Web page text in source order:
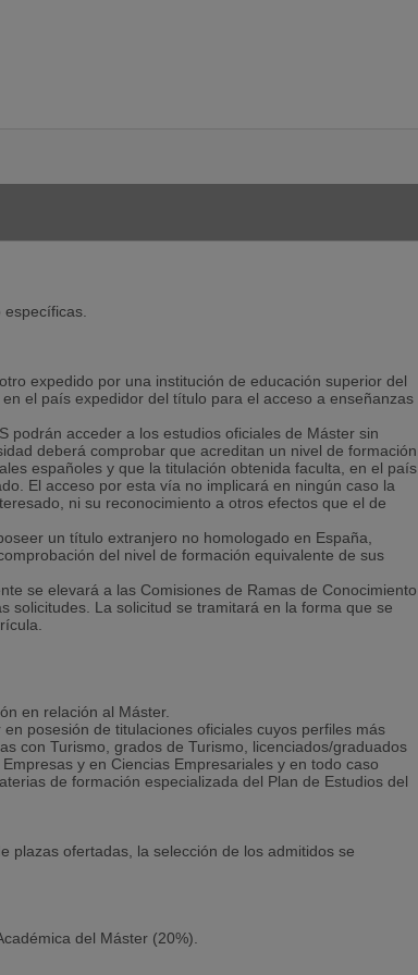
específicas.
expedido por una institución de educación superior del
el país expedidor del título para el acceso a enseñanzas
podrán acceder a los estudios oficiales de Máster sin
deberá comprobar que acreditan un nivel de formación
españoles y que la titulación obtenida faculta, en el país
El acceso por esta vía no implicará en ningún caso la
ni su reconocimiento a otros efectos que el de
un título extranjero no homologado en España,
del nivel de formación equivalente de sus
se elevará a las Comisiones de Ramas de Conocimiento
solicitudes. La solicitud se tramitará en la forma que se
en relación al Máster.
posesión de titulaciones oficiales cuyos perfiles más
con Turismo, grados de Turismo, licenciados/graduados
y en Ciencias Empresariales y en todo caso
de formación especializada del Plan de Estudios del
plazas ofertadas, la selección de los admitidos se
del Máster (20%).